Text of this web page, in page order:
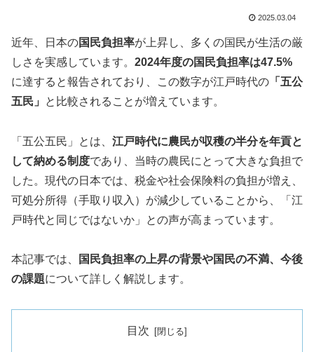
2025.03.04
近年、日本の国民負担率が上昇し、多くの国民が生活の厳
しさを実感しています。 2024年度の国民負担率は47.5%
に達すると報告されており、この数字が江戸時代の 「五公
五民」
と比較されることが増えています。
「五公五民」とは、 江戸時代に農民が収穫の半分を年貢と
して納める制度であり、当時の農民にとって大きな負担で
した。現代の日本では、税金や社会保険料の負担が増え、
可処分所得（手取り収入）が減少していることから、「江
戸時代と同じではないか」との声が高まっています。
本記事では、
国民負担率の上昇の背景や国民の不満、今後
の課題について詳しく解説します。
目次